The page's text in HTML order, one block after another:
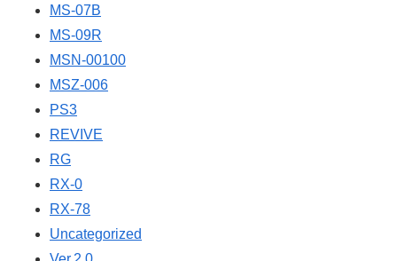
MS-07B
MS-09R
MSN-00100
MSZ-006
PS3
REVIVE
RG
RX-0
RX-78
Uncategorized